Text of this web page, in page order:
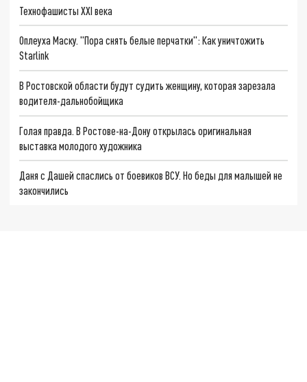
Технофашисты XXI века
Оплеуха Маску. "Пора снять белые перчатки": Как уничтожить
Starlink
В Ростовской области будут судить женщину, которая зарезала
водителя-дальнобойщика
Голая правда. В Ростове-на-Дону открылась оригинальная
выставка молодого художника
Даня с Дашей спаслись от боевиков ВСУ. Но беды для малышей не
закончились